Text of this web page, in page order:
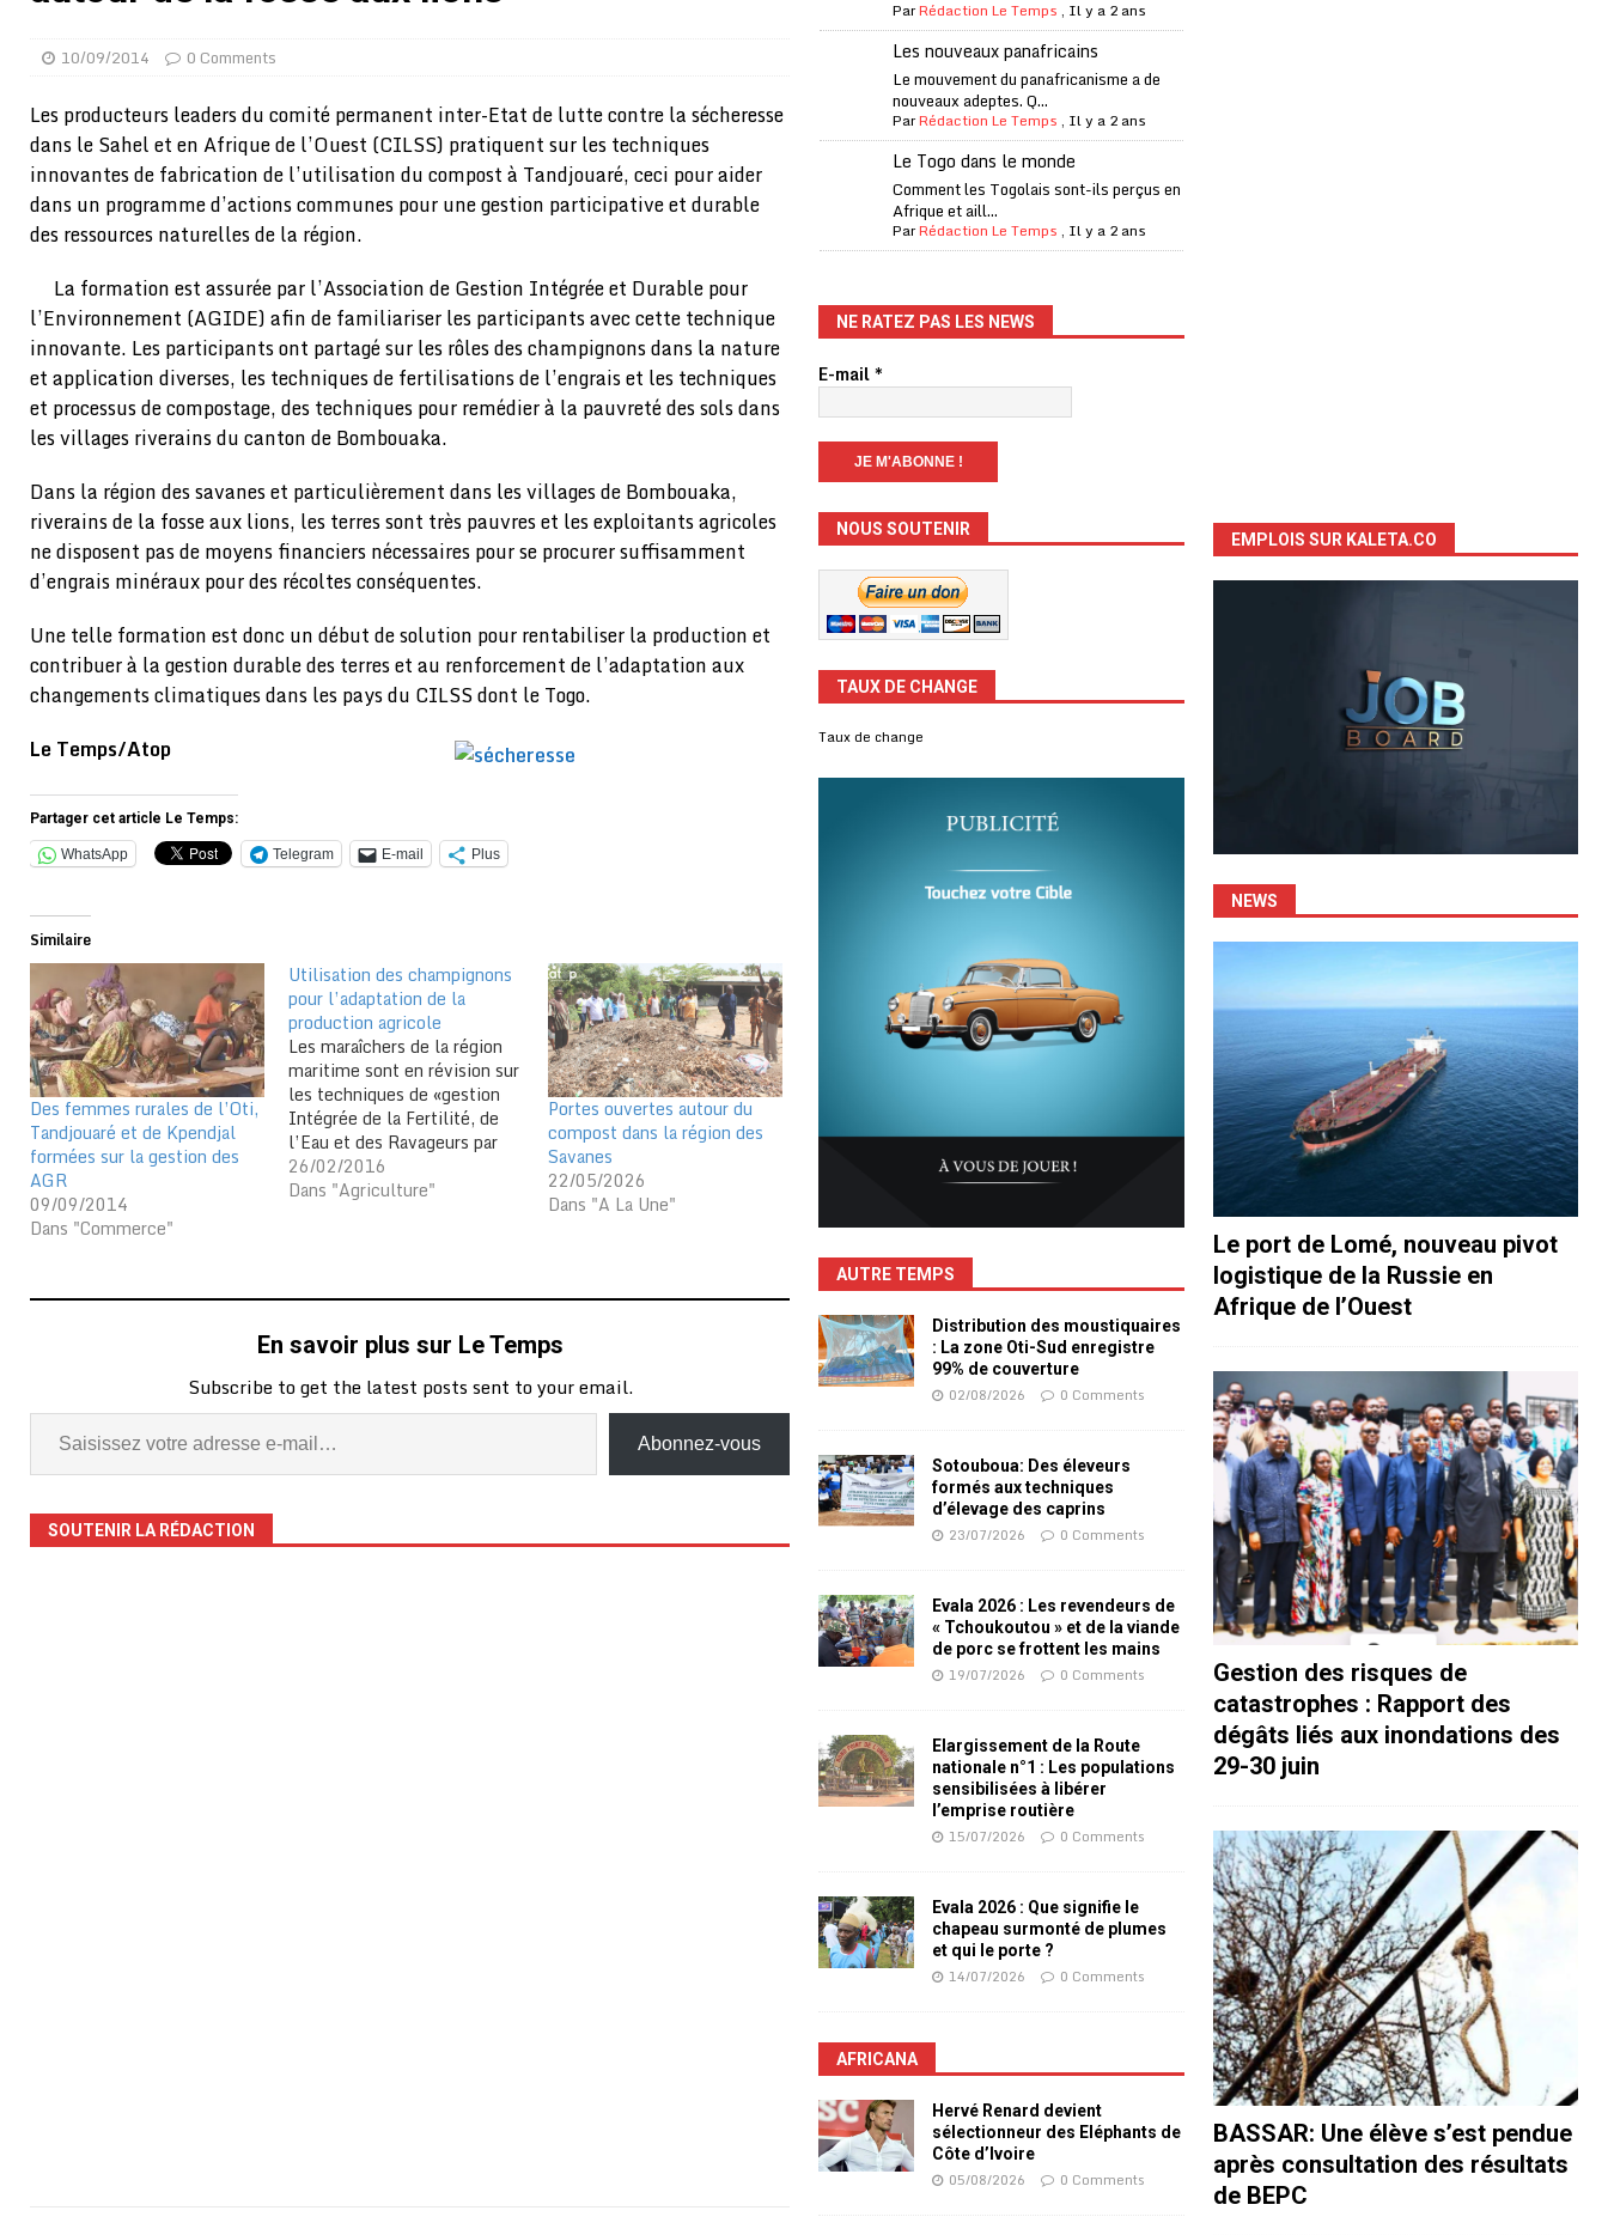
A LA UNE
[ 02/08/2026 ] La Confédération Africaine de Football (CAF) à contre-courant
[ 01/08/2026 ]
Quatre candidats à la succession d’Infantino à la tête de la FIFA
[ 01/08/2026 ] Bénin : Romuald Wadagni reçoit le milliardaire Aliko Dangote
A LA UNE
[ 31/07/2026 ] Niger : le FMI débloque une bouffée d’oxygène financière
ECONOMIE
[ 31/07/2026 ] Franco Baresi, légendaire défenseur de l’Italie et de l’AC Milan, est mort à 66 ans
A LA UNE
[ 31/07/2026 ]
Bénin : les membres du Sénat installés
A LA UNE
[ 31/07/2026 ] Projet d’investisseurs à la Fifa: l’UEFA menace à «l’unanimité» d’un boycott des Coupes du monde
BUSINESS
[ 30/07/2026 ] Mali : au moins 19 soldats exécutés, Amnesty International exige une enquête
10/09/2014 0 Comments
Les producteurs leaders du comité permanent inter-Etat de lutte contre la sécheresse
dans le Sahel et en Afrique de l’Ouest (CILSS) pratiquent sur les techniques
innovantes de fabrication de l’utilisation du compost à Tandjouaré, ceci pour aider
dans un programme d’actions communes pour une gestion participative et durable
des ressources naturelles de la région.
La formation est assurée par l’Association de Gestion Intégrée et Durable pour
l’Environnement (AGIDE) afin de familiariser les participants avec cette technique
innovante. Les participants ont partagé sur les rôles des champignons dans la nature
et application diverses, les techniques de fertilisations de l’engrais et les techniques
et processus de compostage, des techniques pour remédier à la pauvreté des sols dans
les villages riverains du canton de Bombouaka.
Dans la région des savanes et particulièrement dans les villages de Bombouaka,
riverains de la fosse aux lions, les terres sont très pauvres et les exploitants agricoles
ne disposent pas de moyens financiers nécessaires pour se procurer suffisamment
d’engrais minéraux pour des récoltes conséquentes.
Une telle formation est donc un début de solution pour rentabiliser la production et
contribuer à la gestion durable des terres et au renforcement de l’adaptation aux
changements climatiques dans les pays du CILSS dont le Togo.
Le Temps/Atop
Partager cet article Le Temps:
WhatsApp Telegram E-mail Plus
Similaire
Des femmes rurales de l’Oti,
Tandjouaré et de Kpendjal
formées sur la gestion des
AGR
09/09/2014
Dans "Commerce"
Utilisation des champignons
pour l’adaptation de la
production agricole
Les maraîchers de la région
maritime sont en révision sur
les techniques de «gestion
Intégrée de la Fertilité, de
l’Eau et des Ravageurs par
les Champignons (GIFERC)
et irrigation goutte à goutte»,
mieux mener les…
26/02/2016
Dans "Agriculture"
Portes ouvertes autour du
compost dans la région des
Savanes
22/05/2026
Dans "A La Une"
En savoir plus sur Le Temps
Subscribe to get the latest posts sent to your email.
Abonnez-vous
SOUTENIR LA RÉDACTION
ParRédaction Le Temps , Il y a 2 ans
Les nouveaux panafricains
Le mouvement du panafricanisme a de
nouveaux adeptes. Q...
ParRédaction Le Temps , Il y a 2 ans
Le Togo dans le monde
Comment les Togolais sont-ils perçus en
Afrique et aill...
ParRédaction Le Temps , Il y a 2 ans
NE RATEZ PAS LES NEWS
E-mail*
NOUS SOUTENIR
TAUX DE CHANGE
Taux de change
AUTRE TEMPS
Distribution des moustiquaires
: La zone Oti-Sud enregistre
99% de couverture
02/08/2026 0 Comments
Sotouboua: Des éleveurs
formés aux techniques
d’élevage des caprins
23/07/2026 0 Comments
Evala 2026 : Les revendeurs de
« Tchoukoutou » et de la viande
de porc se frottent les mains
19/07/2026 0 Comments
Elargissement de la Route
nationale n°1 : Les populations
sensibilisées à libérer
l’emprise routière
15/07/2026 0 Comments
Evala 2026 : Que signifie le
chapeau surmonté de plumes
et qui le porte ?
14/07/2026 0 Comments
AFRICANA
Hervé Renard devient
sélectionneur des Eléphants de
Côte d’Ivoire
05/08/2026 0 Comments
EMPLOIS SUR KALETA.CO
NEWS
Le port de Lomé, nouveau pivot
logistique de la Russie en
Afrique de l’Ouest
Gestion des risques de
catastrophes : Rapport des
dégâts liés aux inondations des
29-30 juin
BASSAR: Une élève s’est pendue
après consultation des résultats
de BEPC